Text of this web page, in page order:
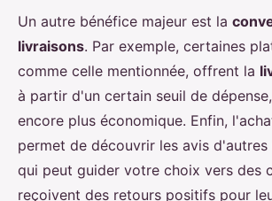
Un autre bénéfice majeur est la
livraisons. Par exemple, certaines
comme celle mentionnée, offrent la
à partir d'un certain seuil de
encore plus économique. Enfin,
permet de découvrir les avis
qui peut guider votre choix vers des
reçoivent des retours positifs pour